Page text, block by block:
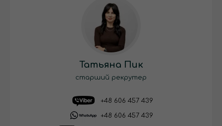
Татьяна Пик
старший рекрутер
+48 606 457 439
+48 606 457 439